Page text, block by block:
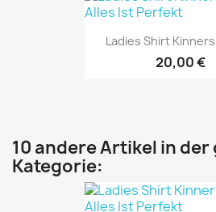
Ladies Shirt
20,00 €
10 andere Artikel in
Kategorie: